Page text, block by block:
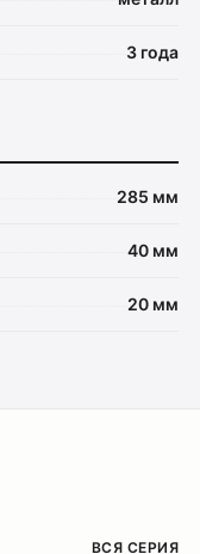
3 года
285 мм
40 мм
20 мм
ВСЯ СЕРИЯ